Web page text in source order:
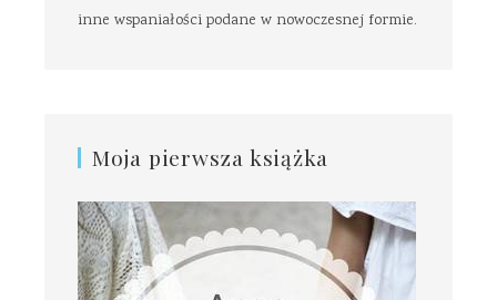
inne wspaniałości podane w nowoczesnej formie.
Moja pierwsza książka